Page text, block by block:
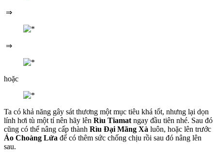
⇒
⇒
hoặc
Ta có khả năng gây sát thương một mục tiêu khá tốt, nhưng lại dọn
lính hơi tù một tí nên hãy lên Rìu Tiamat ngay đầu tiên nhé. Sau đó
cũng có thể nâng cấp thành Rìu Đại Mãng Xà luôn, hoặc lên trước
Áo Choàng Lửa để có thêm sức chống chịu rồi sau đó nâng lên
sau.